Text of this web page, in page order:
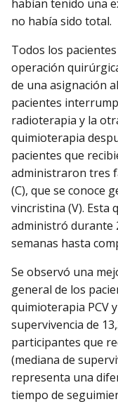
habían tenido una
no había sido total.
Todos los
operación
de una asignación
pacientes
radioterapia y la
quimioterapia
pacientes que
administraron tres
(C), que se conoce
vincristina (V). Esta
administró durante
semanas hasta
Se observó una
general de los
quimioterapia PCV
supervivencia de
participantes que
(mediana de
representa una
tiempo de